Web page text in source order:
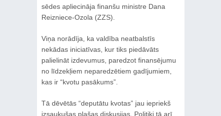
sēdes apliecināja finanšu ministre Dana
Reizniece-Ozola (ZZS).
Viņa norādīja, ka valdība neatbalstīs
nekādas iniciatīvas, kur tiks piedāvāts
palielināt izdevumus, paredzot finansējumu
no līdzekļiem neparedzētiem gadījumiem,
kas ir “kvotu pasākums”.
Tā dēvētās “deputātu kvotas” jau iepriekš
izsaukušas plašas diskusijas. Politiķi tā arī